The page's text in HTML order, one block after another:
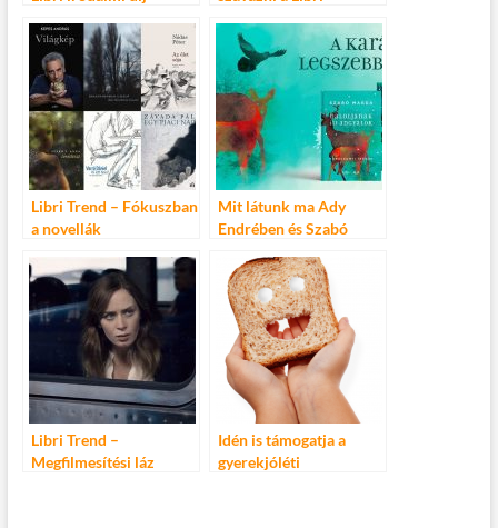
közönségdíjasára
Libri Trend – Fókuszban
a novellák
Mit látunk ma Ady
Endrében és Szabó
Libri karácsonyi
kampánya
Libri Trend –
Megfilmesítési láz
Idén is támogatja a
gyerekjóléti